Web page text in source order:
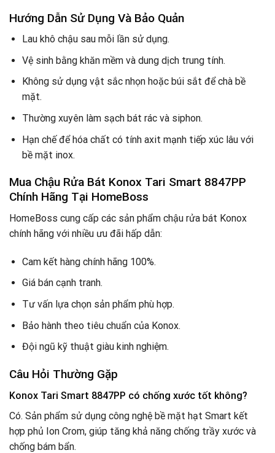
Hướng Dẫn Sử Dụng Và Bảo Quản
Lau khô chậu sau mỗi lần sử dụng.
Vệ sinh bằng khăn mềm và dung dịch trung tính.
Không sử dụng vật sắc nhọn hoặc búi sắt để chà bề
mặt.
Thường xuyên làm sạch bát rác và siphon.
Hạn chế để hóa chất có tính axit mạnh tiếp xúc lâu với
bề mặt inox.
Mua Chậu Rửa Bát Konox Tari Smart 8847PP
Chính Hãng Tại HomeBoss
HomeBoss cung cấp các sản phẩm chậu rửa bát Konox
chính hãng với nhiều ưu đãi hấp dẫn:
Cam kết hàng chính hãng 100%.
Giá bán cạnh tranh.
Tư vấn lựa chọn sản phẩm phù hợp.
Bảo hành theo tiêu chuẩn của Konox.
Đội ngũ kỹ thuật giàu kinh nghiệm.
Câu Hỏi Thường Gặp
Konox Tari Smart 8847PP có chống xước tốt không?
Có. Sản phẩm sử dụng công nghệ bề mặt hạt Smart kết
hợp phủ Ion Crom, giúp tăng khả năng chống trầy xước và
chống bám bẩn.